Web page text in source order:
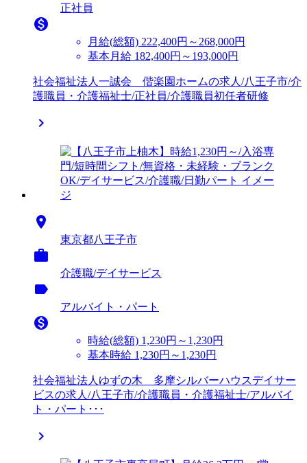
正社員

月給(総額) 222,400円～268,000円
基本月給 182,400円～193,000円
社会福祉法人一誠会 偕楽園ホームの求人/八王子市/介
護職員・介護福祉士/正社員/介護職員初任者研修


東京都八王子市

介護職/デイサービス
label
アルバイト・パート

時給(総額) 1,230円～1,230円
基本時給 1,230円～1,230円
社会福祉法人ゆずの木 多摩シルバーハウスデイサー
ビスの求人/八王子市/介護職員・介護福祉士/アルバイ
ト・パート･･･
